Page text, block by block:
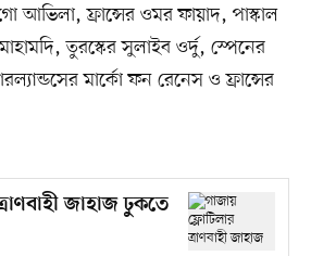
আভিলা, ফ্রান্সের ওমর ফায়াদ, পাস্কাল
তুরস্কের সুলাইব ওর্দু, স্পেনের
মার্কো ফন রেনেস ও ফ্রান্সের
জাহাজ ঢুকতে